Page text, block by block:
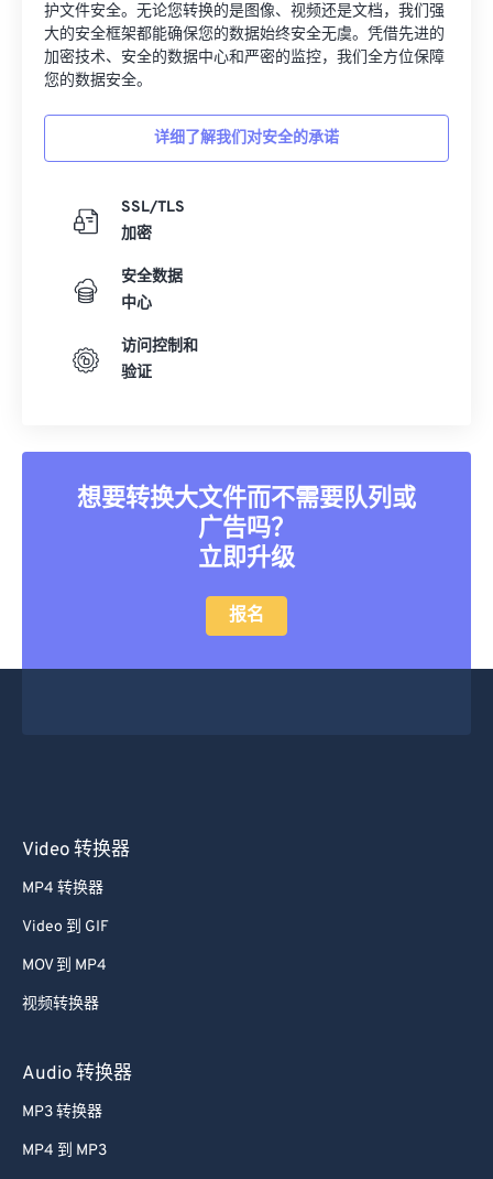
护文件安全。无论您转换的是图像、视频还是文档，我们强
大的安全框架都能确保您的数据始终安全无虞。凭借先进的
加密技术、安全的数据中心和严密的监控，我们全方位保障
您的数据安全。
详细了解我们对安全的承诺
SSL/TLS
加密
安全数据
中心
访问控制和
验证
想要转换大文件而不需要队列或
广告吗？
立即升级
报名
Video 转换器
MP4 转换器
Video 到 GIF
MOV 到 MP4
视频转换器
Audio 转换器
MP3 转换器
MP4 到 MP3